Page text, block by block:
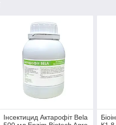
Інсектицид Актарофіт Bela